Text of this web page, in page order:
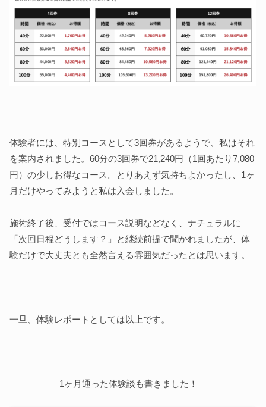
体験者には、特別コースとして3回券があるようで、私はそれ
を案内されました。60分の3回券で21,240円（1回あたり7,080
円）の少しお得なコース。とりあえず気持ちよかったし、1ヶ
月だけやってみようと私は入会しました。
施術終了後、受付ではコース説明などなく、ナチュラルに
「次回日程どうします？」と継続前提で聞かれましたが、体
験だけで大丈夫とも全然言える雰囲気だったとは思います。
一旦、体験レポートとしては以上です。
1ヶ月通った体験談も書きました！